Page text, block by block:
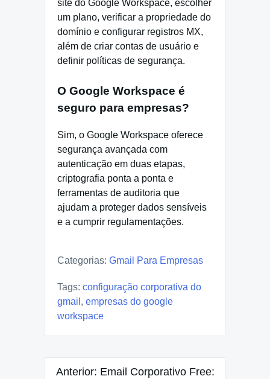
site do Google Workspace, escolher
um plano, verificar a propriedade do
domínio e configurar registros MX,
além de criar contas de usuário e
definir políticas de segurança.
O Google Workspace é
seguro para empresas?
Sim, o Google Workspace oferece
segurança avançada com
autenticação em duas etapas,
criptografia ponta a ponta e
ferramentas de auditoria que
ajudam a proteger dados sensíveis
e a cumprir regulamentações.
Categorias: Gmail Para Empresas
Tags: configuração corporativa do
gmail , empresas do google
workspace
Navegação
Anterior: Email Corporativo Free: